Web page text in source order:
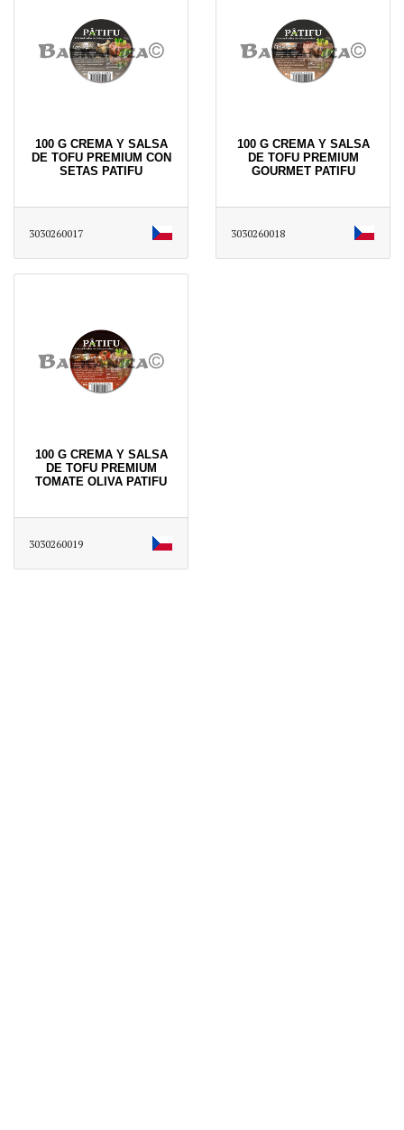
100 G CREMA Y SALSA
DE TOFU PREMIUM CON
SETAS PATIFU
3030260017
100 G CREMA Y SALSA
DE TOFU PREMIUM
GOURMET PATIFU
3030260018
100 G CREMA Y SALSA
DE TOFU PREMIUM
TOMATE OLIVA PATIFU
3030260019